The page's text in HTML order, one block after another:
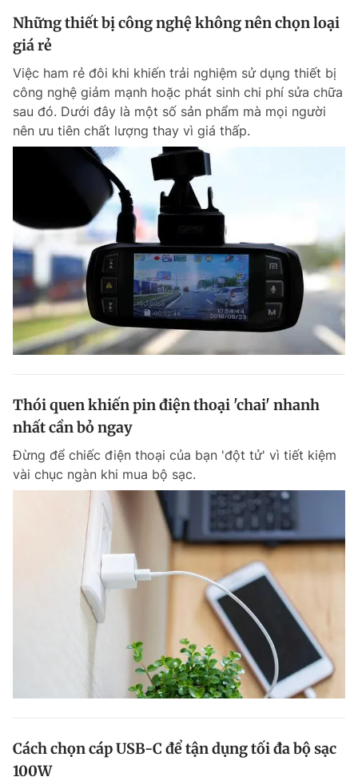
Những thiết bị công nghệ không nên chọn loại
giá rẻ
Việc ham rẻ đôi khi khiến trải nghiệm sử dụng thiết bị
công nghệ giảm mạnh hoặc phát sinh chi phí sửa chữa
sau đó. Dưới đây là một số sản phẩm mà mọi người
nên ưu tiên chất lượng thay vì giá thấp.
Thói quen khiến pin điện thoại 'chai' nhanh
nhất cần bỏ ngay
Đừng để chiếc điện thoại của bạn 'đột tử' vì tiết kiệm
vài chục ngàn khi mua bộ sạc.
Cách chọn cáp USB-C để tận dụng tối đa bộ sạc
100W